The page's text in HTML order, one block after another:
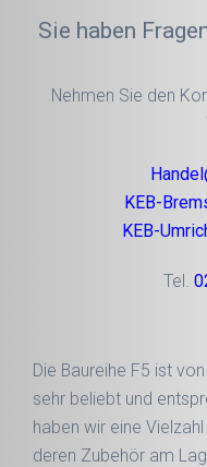
Sie haben
Nehmen Sie den
KEB-
KEB-
Tel.
Die Baureihe F5 ist
sehr beliebt und
haben wir eine
deren Zubehör am